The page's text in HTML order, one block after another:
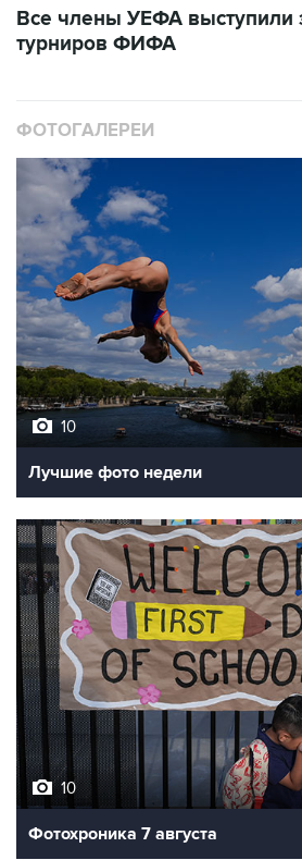
Все члены УЕФА выступили
турниров ФИФА
ФОТОГАЛЕРЕИ
10
Лучшие фото недели
10
Фотохроника 7 августа